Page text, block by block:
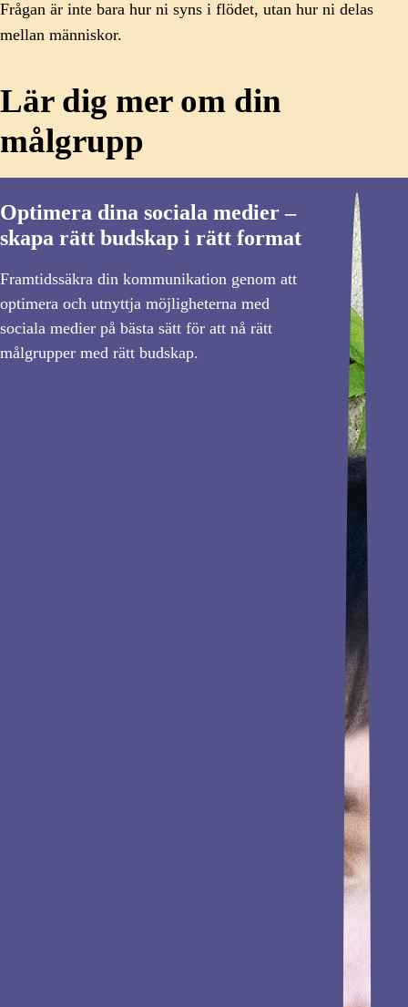
Frågan är inte bara hur ni syns i flödet, utan hur ni delas
mellan människor.
Lär dig mer om din
målgrupp
Optimera dina sociala medier –
skapa rätt budskap i rätt format
Framtidssäkra din kommunikation genom att
optimera och utnyttja möjligheterna med
sociala medier på bästa sätt för att nå rätt
målgrupper med rätt budskap.